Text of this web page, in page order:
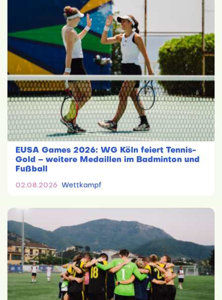
EUSA Games 2026: WG Köln feiert Tennis-
Gold – weitere Medaillen im Badminton und
Fußball
02.08.2026 Wettkampf